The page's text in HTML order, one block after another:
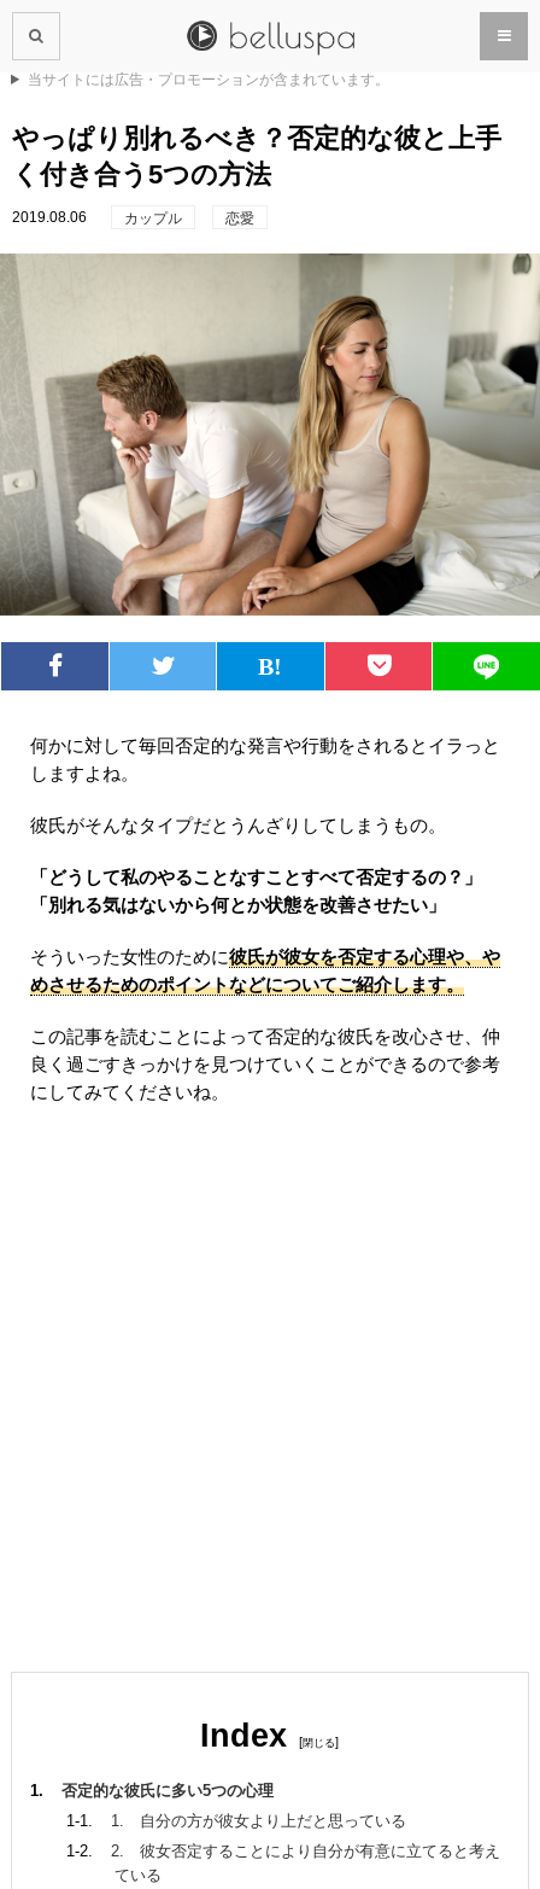
当サイトには広告・プロモーションが含まれています。
やっぱり別れるべき？否定的な彼と上手
く付き合う5つの方法
2019.08.06 カップル 恋愛
何かに対して毎回否定的な発言や行動をされるとイラっと
しますよね。
彼氏がそんなタイプだとうんざりしてしまうもの。
「どうして私のやることなすことすべて否定するの？」
「別れる気はないから何とか状態を改善させたい」
そういった女性のために彼氏が彼女を否定する心理や、や
めさせるためのポイントなどについてご紹介します。
この記事を読むことによって否定的な彼氏を改心させ、仲
良く過ごすきっかけを見つけていくことができるので参考
にしてみてくださいね。
Index [ ]
否定的な彼氏に多い5つの心理
1. 自分の方が彼女より上だと思っている
2. 彼女否定することにより自分が有意に立てると考え
ている